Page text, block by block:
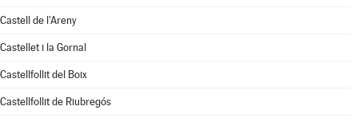
Castell de l'Areny
Castellet i la Gornal
Castellfollit del Boix
Castellfollit de Riubregós